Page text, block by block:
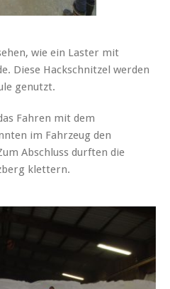
wie ein Laster mit
Diese Hackschnitzel werden
genutzt.
Fahren mit dem
im Fahrzeug den
Abschluss durften die
klettern.